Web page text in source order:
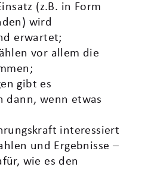
(z.B. in Form
wird
erwartet;
vor allem die
gibt es
dann, wenn etwas
interessiert
und Ergebnisse –
wie es den